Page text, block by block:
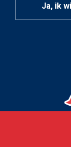
Ja, ik